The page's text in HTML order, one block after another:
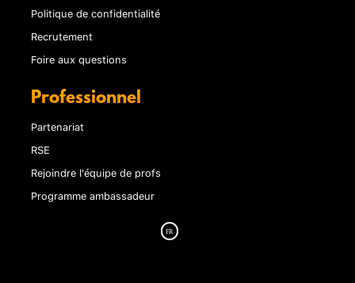
Politique de confidentialité
Recrutement
Foire aux questions
Professionnel
Partenariat
RSE
Rejoindre l'équipe de profs
Programme ambassadeur